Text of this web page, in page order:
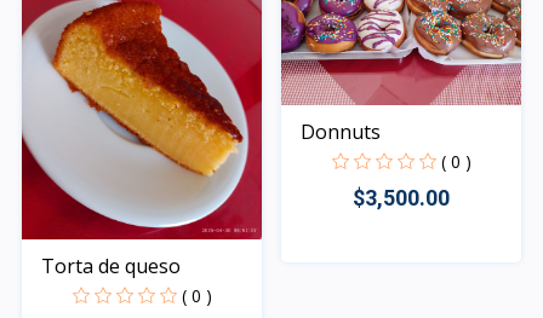
Torta de queso
( 0 )
Donnuts
( 0 )
$3,500.00